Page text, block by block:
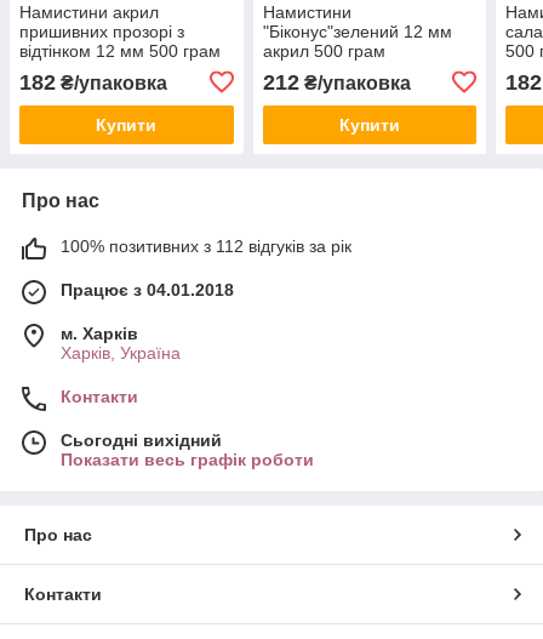
Намистини акрил
пришивних прозорі з
відтінком 12 мм 500 грам
182 ₴/упаковка
Купити
Намистини
"Біконус"зелений 12 мм
акрил 500 грам
212₴/упаковка
Купити
500
182
Про нас
100% позитивних з 112 відгуків за рік
Працює з 04.01.2018
м. Харків
Харків, Україна
Контакти
Сьогодні вихідний
Показати весь графік роботи
Про нас
Контакти